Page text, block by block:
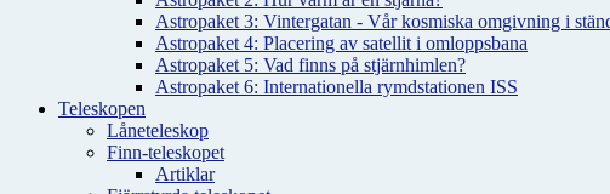
Astropaket 3: Vintergatan - Vår kosmiska omgivning i
Astropaket 4: Placering av satellit i omloppsbana
Astropaket 5: Vad finns på stjärnhimlen?
Astropaket 6: Internationella rymdstationen ISS
Teleskopen
Låneteleskop
Finn-teleskopet
Artiklar